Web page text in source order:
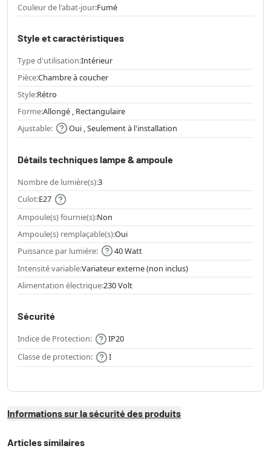
Couleur de l'abat-jour:Fumé
Style et caractéristiques
Type d'utilisation:Intérieur
Pièce:Chambre à coucher
Style:Rétro
Forme:Allongé , Rectangulaire
Ajustable:
Oui , Seulement à l'installation
Détails techniques lampe & ampoule
Nombre de lumière(s):3
Culot:E27
Ampoule(s) fournie(s):Non
Ampoule(s) remplaçable(s):Oui
Puissance par lumière:
40 Watt
Intensité variable:Variateur externe (non inclus)
Alimentation électrique:230 Volt
Sécurité
Indice de Protection:
IP20
Classe de protection:
I
Informations sur la sécurité des produits
Articles similaires